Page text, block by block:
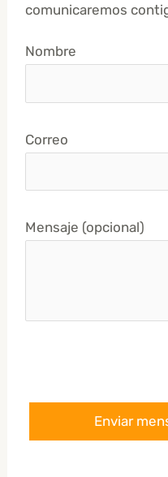
comunicaremos
Nombre
Correo
Mensaje (opcional)